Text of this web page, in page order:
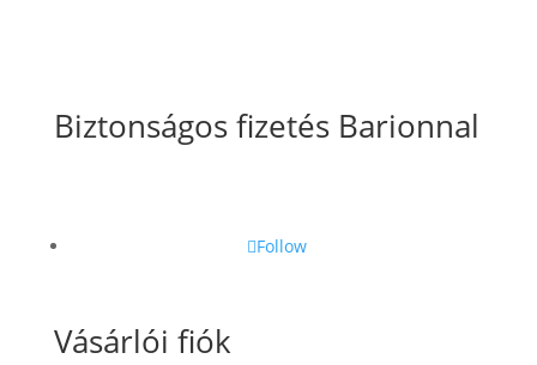
Biztonságos fizetés Barionnal
Follow
Vásárlói fiók